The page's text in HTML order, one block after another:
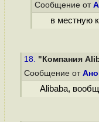
Сообщение от
в местную
18. "Компания
Сообщение от
Alibaba,